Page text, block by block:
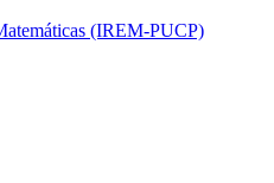
(IREM-PUCP)